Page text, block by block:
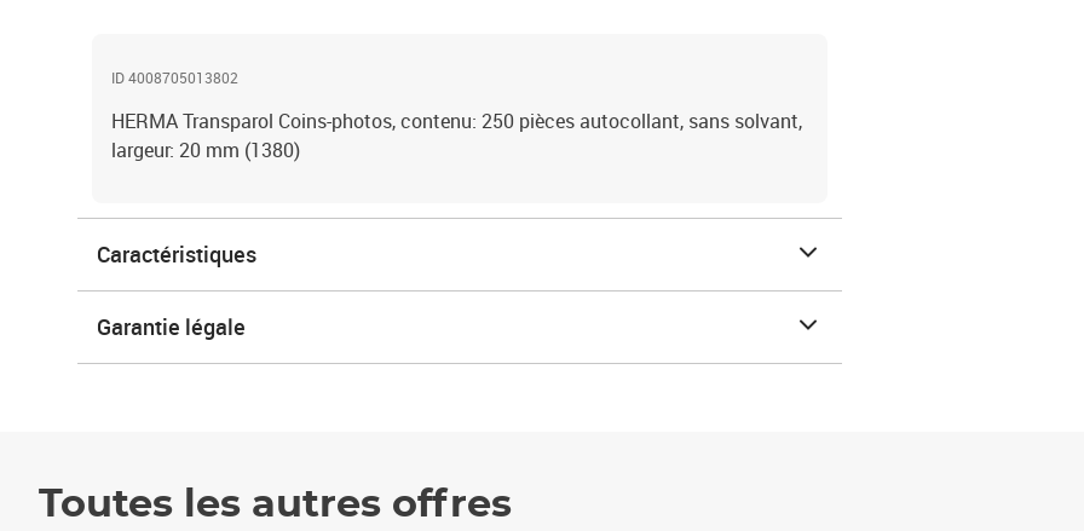
ID 4008705013802
HERMA Transparol Coins-photos, contenu: 250 pièces autocollant, sans solvant,
largeur: 20 mm (1380)
Caractéristiques
Garantie légale
Toutes les autres offres